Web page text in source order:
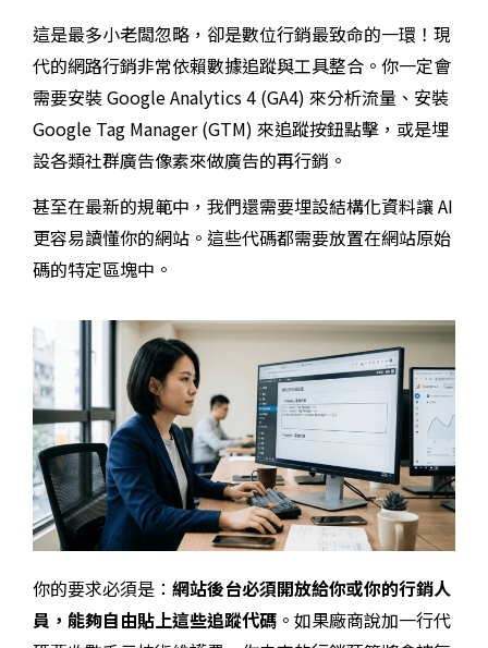
這是最多小老闆忽略，卻是數位行銷最致命的一環！現
代的網路行銷非常依賴數據追蹤與工具整合。你一定會
需要安裝 Google Analytics 4 (GA4) 來分析流量、安裝
Google Tag Manager (GTM) 來追蹤按鈕點擊，或是埋
設各類社群廣告像素來做廣告的再行銷。
甚至在最新的規範中，我們還需要埋設結構化資料讓 AI
更容易讀懂你的網站。這些代碼都需要放置在網站原始
碼的特定區塊中。
你的要求必須是： 網站後台必須開放給你或你的行銷人
員，能夠自由貼上這些追蹤代碼 。如果廠商說加一行代